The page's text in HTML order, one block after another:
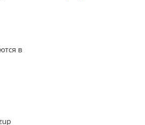
в